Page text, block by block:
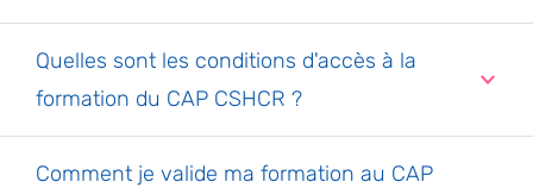
Quelles sont les conditions d'accès à la
formation du CAP CSHCR ?
Comment je valide ma formation au CAP